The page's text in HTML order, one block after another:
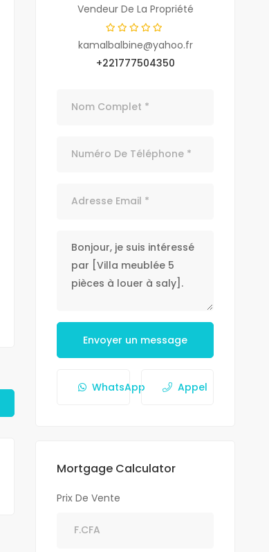
Vendeur De La Propriété
kamalbalbine@yahoo.fr
+221777504350
Envoyer un message
WhatsApp Appel
Mortgage Calculator
Prix De Vente